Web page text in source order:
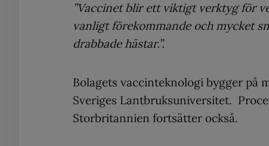
”Vaccinet blir ett viktigt verktyg för
vanligt förekommande och mycket
drabbade hästar.”.
Bolagets vaccinteknologi bygger på
Sveriges Lantbruksuniversitet.
Storbritannien fortsätter också.